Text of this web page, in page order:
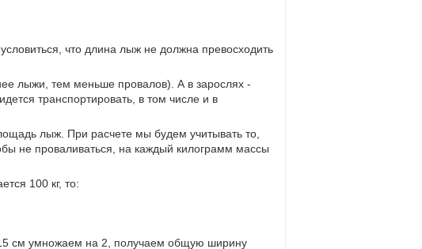
что длина лыж не должна превосходить
лыжи, тем меньше провалов). А в зарослях -
транспортировать, в том числе и в
лыж. При расчете мы будем учитывать то,
не проваливаться, на каждый килограмм массы
100 кг, то:
см умножаем на 2, получаем общую ширину